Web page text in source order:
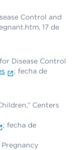
Control and
17 de
Disease Control
; fecha de
Centers
; fecha de
Pregnancy